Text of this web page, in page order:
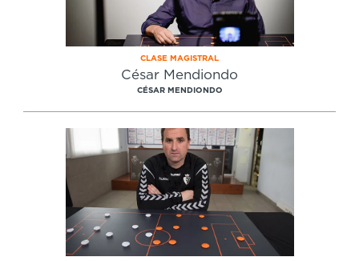
CLASE MAGISTRAL
César Mendiondo
CÉSAR MENDIONDO